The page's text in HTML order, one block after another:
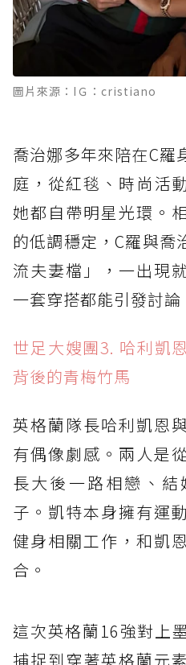
圖片來源：IＧ：cristiano
喬治娜多年來陪在C羅
庭，從紅毯、時尚活
她都自帶明星光環。
的低調穩定，C羅與喬
流夫妻檔」，一出現
一套穿搭都能引發討論
世足大嫂團3. 哈利凱
背後的青梅竹馬
英格蘭隊長哈利凱恩
有偶像劇感。兩人是
長大後一路相戀、
子。凱特本身擁有運
健身相關工作，和凱
合。
這次英格蘭16強對上
捕捉到穿著英格蘭元